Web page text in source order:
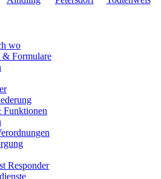
wo
& Formulare
Funktionen
Responder